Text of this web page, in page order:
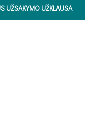
UŽSAKYMO UŽKLAUSA